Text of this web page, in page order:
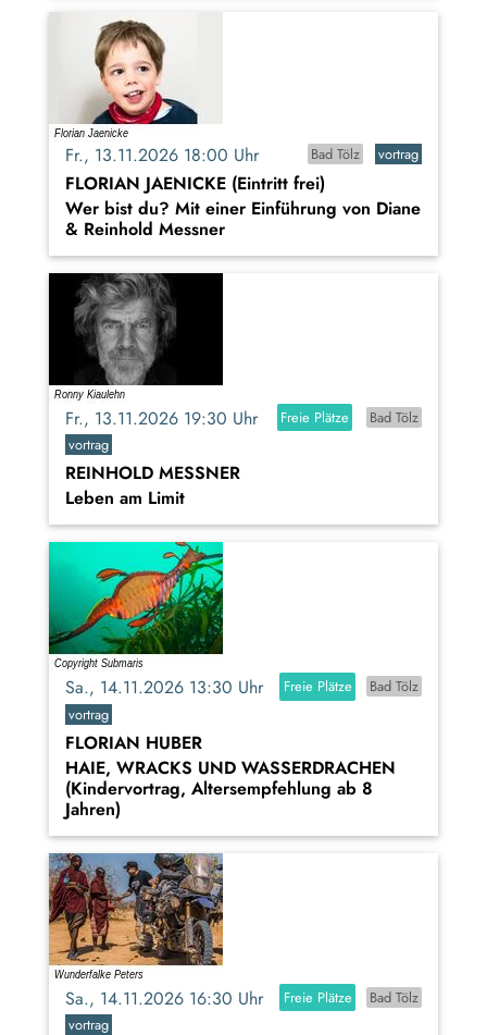
Fr., 13.11.2026 18:00 Uhr Bad Tölz vortrag
FLORIAN JAENICKE (Eintritt frei)
Wer bist du? Mit einer Einführung von Diane
& Reinhold Messner
Fr., 13.11.2026 19:30 Uhr Freie Plätze
Bad Tölz
vortrag
REINHOLD MESSNER
Leben am Limit
Sa., 14.11.2026 13:30 Uhr Freie Plätze
Bad Tölz
vortrag
FLORIAN HUBER
HAIE, WRACKS UND WASSERDRACHEN
(Kindervortrag, Altersempfehlung ab 8
Jahren)
Sa., 14.11.2026 16:30 Uhr Freie Plätze
Bad Tölz
vortrag